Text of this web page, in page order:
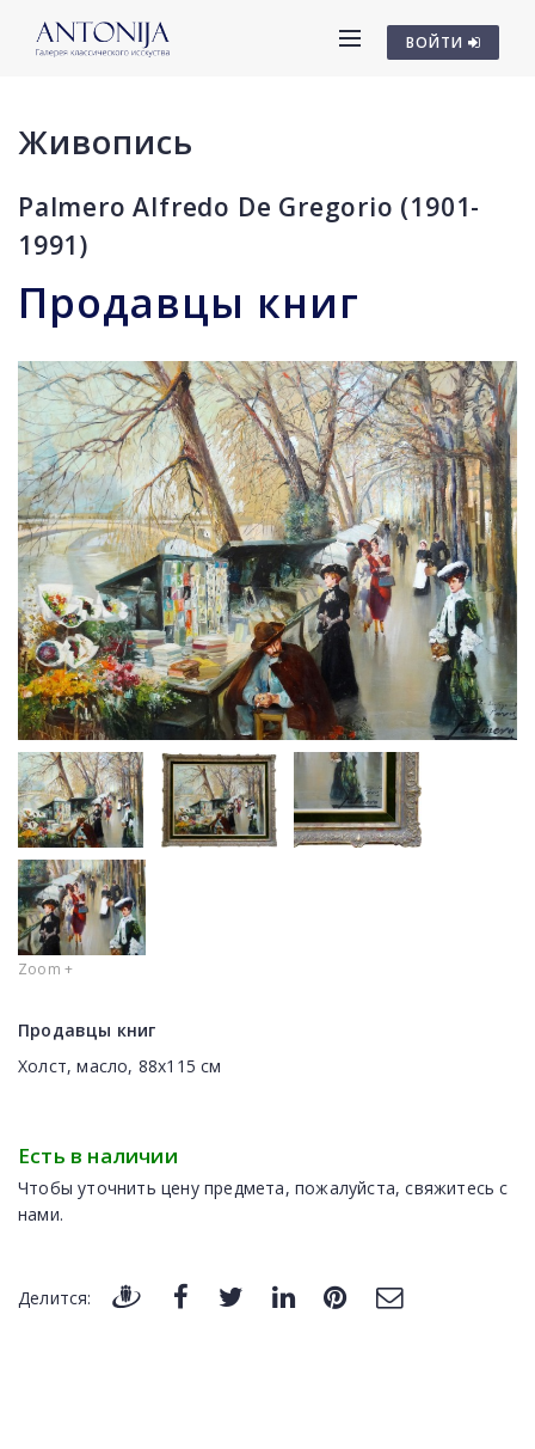
ВОЙТИ
Живопись
Palmero Alfredo De Gregorio (1901-
1991)
Продавцы книг
Zoom +
Продавцы книг
Холст, масло, 88x115 cм
Есть в наличии
Чтобы уточнить цену предмета, пожалуйста, свяжитесь с
нами.
Делится: